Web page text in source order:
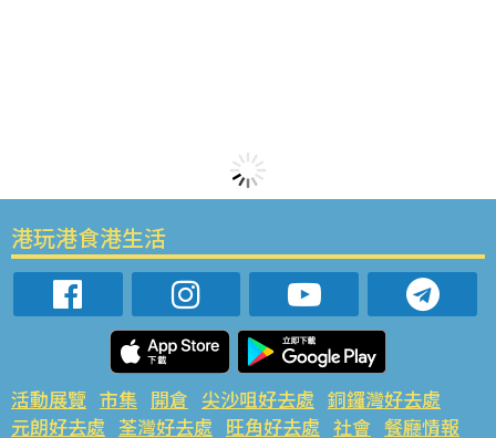
港玩港食港生活
活動展覽 市集 開倉 尖沙咀好去處 銅鑼灣好去處
元朗好去處 荃灣好去處 旺角好去處 社會 餐廳情報